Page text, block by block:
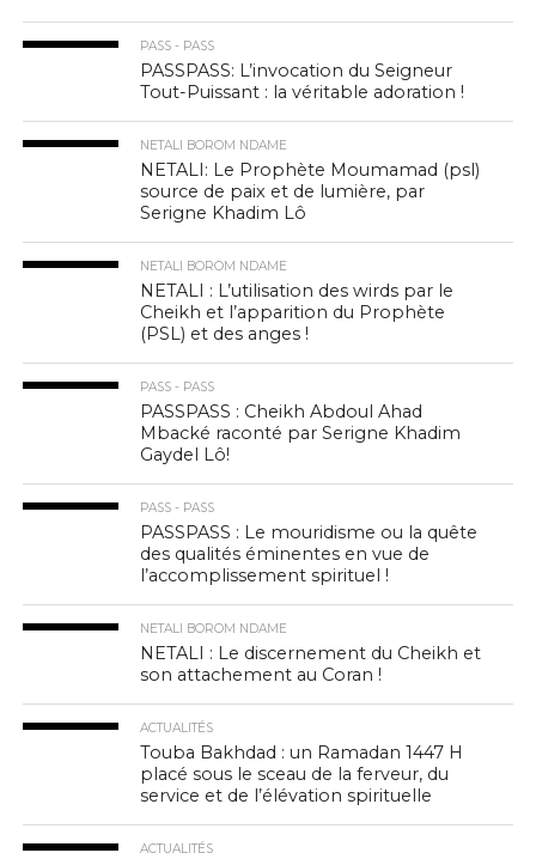
PASS - PASS
PASSPASS: L’invocation du Seigneur
Tout-Puissant : la véritable adoration !
NETALI BOROM NDAME
NETALI: Le Prophète Moumamad (psl)
source de paix et de lumière, par
Serigne Khadim Lô
NETALI BOROM NDAME
NETALI : L’utilisation des wirds par le
Cheikh et l’apparition du Prophète
(PSL) et des anges !
PASS - PASS
PASSPASS : Cheikh Abdoul Ahad
Mbacké raconté par Serigne Khadim
Gaydel Lô!
PASS - PASS
PASSPASS : Le mouridisme ou la quête
des qualités éminentes en vue de
l’accomplissement spirituel !
NETALI BOROM NDAME
NETALI : Le discernement du Cheikh et
son attachement au Coran !
ACTUALITÉS
Touba Bakhdad : un Ramadan 1447 H
placé sous le sceau de la ferveur, du
service et de l’élévation spirituelle
ACTUALITÉS